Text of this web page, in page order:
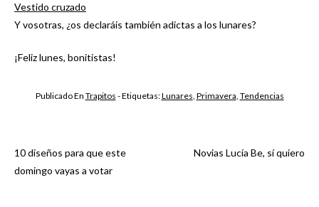
Vestido cruzado
Y vosotras, ¿os declaráis también adictas a los lunares?
¡Feliz lunes, bonitistas!
Publicado En Trapitos - Etiquetas:Lunares, Primavera, Tendencias
Navegación
10 diseños para que este
domingo vayas a votar
Novias Lucía Be, sí quiero